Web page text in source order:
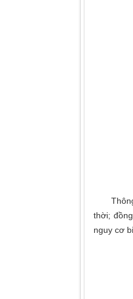
Thông
thời;
nguy cơ